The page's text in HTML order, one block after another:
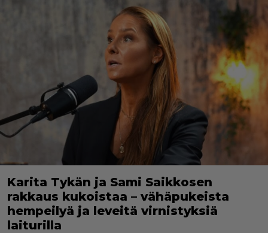
Karita Tykän ja Sami Saikkosen
rakkaus kukoistaa – vähäpukeista
hempeilyä ja leveitä virnistyksiä
laiturilla